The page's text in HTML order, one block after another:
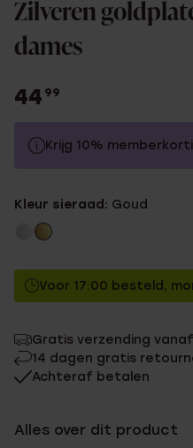
Zilveren
dames
44 99
Krijg 10%
Zonder memberkorting
Kleur sieraad: Goud
Voor 17:00 besteld,
Gratis verzending
14 dagen gratis
Achteraf betalen
Alles over dit product